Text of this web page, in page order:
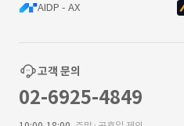
AIDP - AX
고객 문의
02-6925-4849